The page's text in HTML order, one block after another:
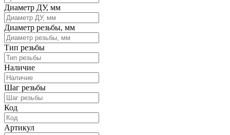
Диаметр ДУ, мм
Диаметр резьбы, мм
Тип резьбы
Наличие
Шаг резьбы
Код
Артикул